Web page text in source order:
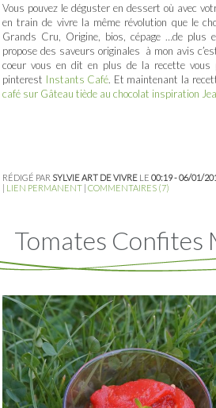
Vous pouvez le déguster en dessert où avec
en train de vivre la même révolution que le
Grands Cru, Origine, bios, cépage …de plus
propose des saveurs originales à mon avis
coeur vous en dit en plus de la recette vous
pinterest Instants Café. Et maintenant la
café sur Gâteau tiède au chocolat inspiration
RÉDIGÉ PAR SYLVIE ART DE VIVRE LE 00:19 - 06/01/
| LIEN PERMANENT | COMMENTAIRES (7)
Tomates Confites